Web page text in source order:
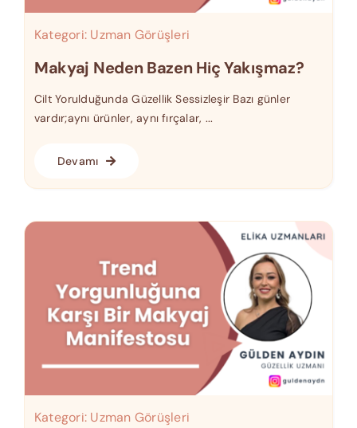
Kategori: Uzman Görüşleri
Makyaj Neden Bazen Hiç Yakışmaz?
Cilt Yorulduğunda Güzellik Sessizleşir Bazı günler
vardır;aynı ürünler, aynı fırçalar, ...
Devamı
Kategori: Uzman Görüşleri